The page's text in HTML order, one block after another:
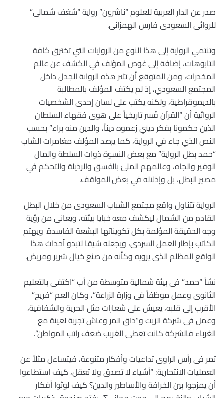
صدر عن الدار العربية للعلوم “ناشرون” رواية “شغف شمالى”
للروائى السعودى فارس الهمزانى.
وتنتمي الرواية إلى هذا النوع من الروايات التي تخترق كافة
التابوهات، إضافة إلى غوص المؤلف في الكشف عن عالم
المخدرات، ومن المتوقع أن تثير هذه الرواية الجدل داخل
المجتمع السعودي، إذ لم يكتف المؤلف بالمطالبة
بالديموقراطية، ولكنه يكتب على لسان إحدى الشخصيات
الروائية أن “القرآن فُسر تاريخياً على هوى فقهاء السلطان
الذين حكمونا بفكر ديني زعموه ديناً، والدين منه براء” بحسب
النص الذي جاء في الرواية، كما يرصد المؤلف مغامرات الشاب
“حمد بطل الرواية” مع بعض النسوة ذوات السلطة والمال
الوفير والجاه، وعالمهم الملئ بالفسق والرذيلة والتحكم في
مصير البطل، بل وإذلاله في بعض المواقف.
الرواية تتناول واقع مجتمع الشباب السعودى من خلال البطل
القادم من الشمال ليكشف معه خبايا بيئته، ويعانى من رؤية
وجه الحقيقة المؤلمة بكل تكويناتها البشعة الفاسدة. ويهتم
الكاتب بإطار العمل السردى، ويجعله شيقا لتبدو أحداث هذا
الواقع المظلم الذى يرويه وكأنه من صنع خيال شرير ومريض.
نشأ “حمد” فى بيئة شمالية متوسطة من أب “اكتفى بالتعليم
الثانوى وعمل موظفاً فى وزارة الزراعة”، وكان العم “فريح”
الأقرب إلى قلبه، يعيش على شعارات مثل الحرية والشفافية،
وعمل فى شركة الزيت و”ذاق المر وعاش تجربة لعينة مع
الغرباء فالشركة كانت تعطى الغريب ضعف راتب المواطن”.
تمر فى رأس الراوى تداعيات وأفكار متنوعة، فيتساءل مثلاً عن
العمليات الانتحارية: “أشياء لا تصدق ولا تعقل، كيف استطاعوا
أن يمزجوا بين الخرافة والأساطير والدين؟ كيف لوثوا أفكار